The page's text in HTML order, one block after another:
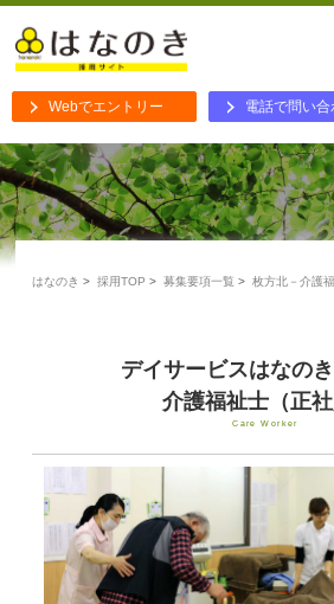
Webでエントリー 電話で問い
はなのき 採用TOP 募集要項一覧 枚方北－介護
デイサービスはなの
介護福祉士（正社
Care Worker